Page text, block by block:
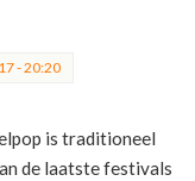
- 20:20
is traditioneel
de laatste festivals